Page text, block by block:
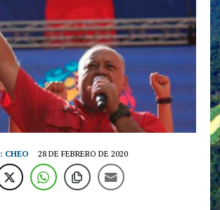
CHEO 28 DE FEBRERO DE 2020